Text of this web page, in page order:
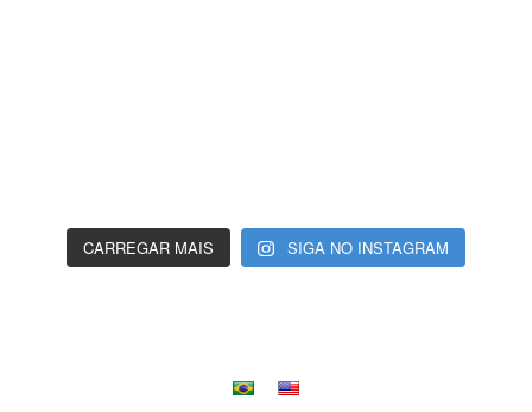
CARREGAR MAIS SIGA NO INSTAGRAM